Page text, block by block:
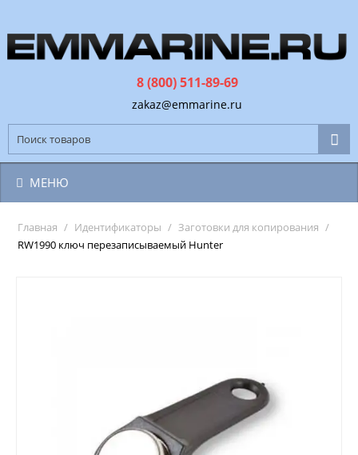
8 (800) 511-89-69
zakaz@emmarine.ru
МЕНЮ
Главная / Идентификаторы / Заготовки для копирования /
RW1990 ключ перезаписываемый Hunter